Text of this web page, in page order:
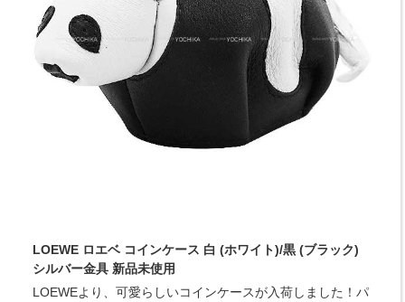
LOEWE ロエベ コインケース 白 (ホワイト)/黒 (ブラック)
シルバー金具 新品未使用
LOEWEより、可愛らしいコインケースが入荷しました！パ